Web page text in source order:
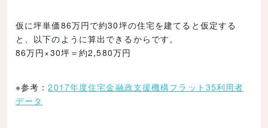
仮に坪単価86万円で約30坪の住宅を建てると仮定する
と、以下のように算出できるからです。
86万円×30坪＝約2,580万円
※参考：2017年度住宅金融政支援機構フラット35利用者
データ